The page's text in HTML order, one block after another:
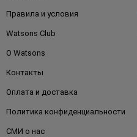
Правила и условия
Watsons Club
О Watsons
Контакты
Оплата и доставка
Политика конфиденциальности
СМИ о нас